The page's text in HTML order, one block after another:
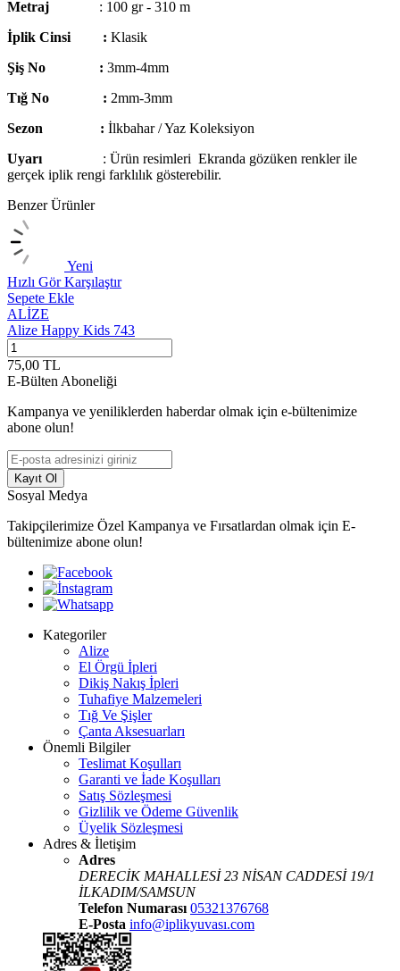
Metraj
: 100 gr - 310 m
İplik Cinsi : Klasik
Şiş No : 3mm-4mm
Tığ No : 2mm-3mm
Sezon : İlkbahar / Yaz Koleksiyon
Uyarı
: Ürün resimleri Ekranda gözüken renkler ile
gerçek iplik rengi farklılık gösterebilir.
Benzer Ürünler
Yeni
Hızlı GörKarşılaştır
Sepete Ekle
ALİZE
Alize Happy Kids 743
75,00 TL
E-Bülten Aboneliği
Kampanya ve yeniliklerden haberdar olmak için e-bültenimize
abone olun!
Kayıt Ol
Sosyal Medya
Takipçilerimize Özel Kampanya ve Fırsatlardan olmak için E-
bültenimize abone olun!
Kategoriler
Alize
El Örgü İpleri
Dikiş Nakış İpleri
Tuhafiye Malzemeleri
Tığ Ve Şişler
Çanta Aksesuarları
Önemli Bilgiler
Teslimat Koşulları
Garanti ve İade Koşulları
Satış Sözleşmesi
Gizlilik ve Ödeme Güvenlik
Üyelik Sözleşmesi
Adres & İletişim
Adres
DERECİK MAHALLESİ 23 NİSAN CADDESİ 19/1
İLKADIM/SAMSUN
Telefon Numarası 05321376768
E-Posta info@iplikyuvası.com